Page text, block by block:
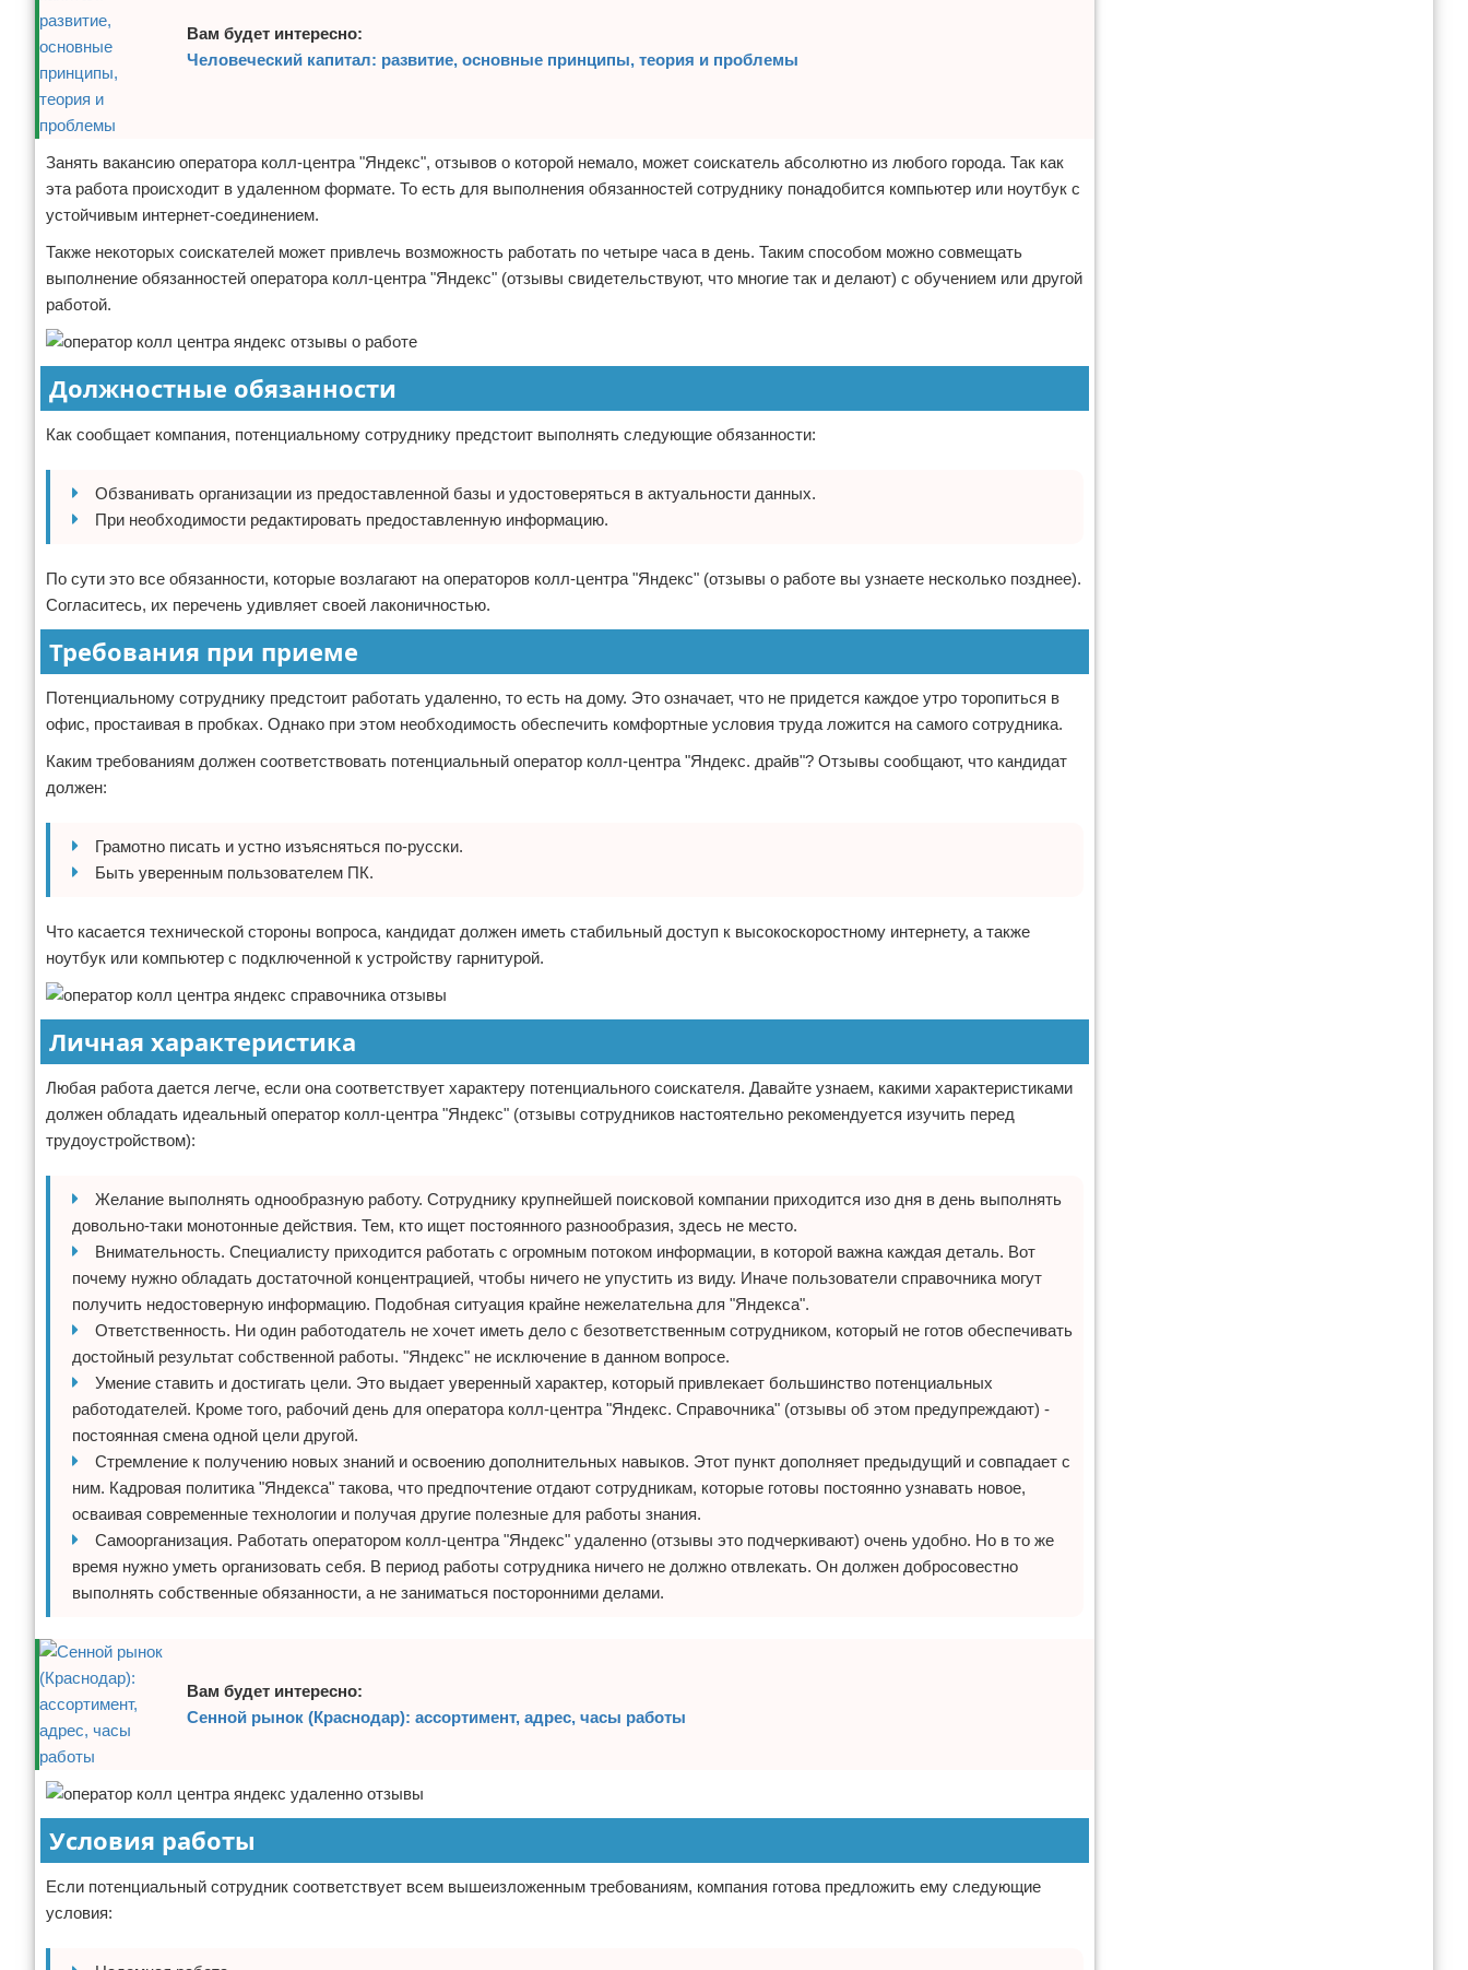
Вам будет интересно:
Человеческий капитал: развитие, основные принципы, теория и проблемы
Занять вакансию оператора колл-центра "Яндекс", отзывов о которой немало, может соискатель абсолютно из любого города. Так как
эта работа происходит в удаленном формате. То есть для выполнения обязанностей сотруднику понадобится компьютер или ноутбук с
устойчивым интернет-соединением.
Также некоторых соискателей может привлечь возможность работать по четыре часа в день. Таким способом можно совмещать
выполнение обязанностей оператора колл-центра "Яндекс" (отзывы свидетельствуют, что многие так и делают) с обучением или другой
работой.
Должностные обязанности
Как сообщает компания, потенциальному сотруднику предстоит выполнять следующие обязанности:
Обзванивать организации из предоставленной базы и удостоверяться в актуальности данных.
При необходимости редактировать предоставленную информацию.
По сути это все обязанности, которые возлагают на операторов колл-центра "Яндекс" (отзывы о работе вы узнаете несколько позднее).
Согласитесь, их перечень удивляет своей лаконичностью.
Требования при приеме
Потенциальному сотруднику предстоит работать удаленно, то есть на дому. Это означает, что не придется каждое утро торопиться в
офис, простаивая в пробках. Однако при этом необходимость обеспечить комфортные условия труда ложится на самого сотрудника.
Каким требованиям должен соответствовать потенциальный оператор колл-центра "Яндекс. драйв"? Отзывы сообщают, что кандидат
должен:
Грамотно писать и устно изъясняться по-русски.
Быть уверенным пользователем ПК.
Что касается технической стороны вопроса, кандидат должен иметь стабильный доступ к высокоскоростному интернету, а также
ноутбук или компьютер с подключенной к устройству гарнитурой.
Личная характеристика
Любая работа дается легче, если она соответствует характеру потенциального соискателя. Давайте узнаем, какими характеристиками
должен обладать идеальный оператор колл-центра "Яндекс" (отзывы сотрудников настоятельно рекомендуется изучить перед
трудоустройством):
Желание выполнять однообразную работу. Сотруднику крупнейшей поисковой компании приходится изо дня в день выполнять
довольно-таки монотонные действия. Тем, кто ищет постоянного разнообразия, здесь не место.
Внимательность. Специалисту приходится работать с огромным потоком информации, в которой важна каждая деталь. Вот
почему нужно обладать достаточной концентрацией, чтобы ничего не упустить из виду. Иначе пользователи справочника могут
получить недостоверную информацию. Подобная ситуация крайне нежелательна для "Яндекса".
Ответственность. Ни один работодатель не хочет иметь дело с безответственным сотрудником, который не готов обеспечивать
достойный результат собственной работы. "Яндекс" не исключение в данном вопросе.
Умение ставить и достигать цели. Это выдает уверенный характер, который привлекает большинство потенциальных
работодателей. Кроме того, рабочий день для оператора колл-центра "Яндекс. Справочника" (отзывы об этом предупреждают) -
постоянная смена одной цели другой.
Стремление к получению новых знаний и освоению дополнительных навыков. Этот пункт дополняет предыдущий и совпадает с
ним. Кадровая политика "Яндекса" такова, что предпочтение отдают сотрудникам, которые готовы постоянно узнавать новое,
осваивая современные технологии и получая другие полезные для работы знания.
Самоорганизация. Работать оператором колл-центра "Яндекс" удаленно (отзывы это подчеркивают) очень удобно. Но в то же
время нужно уметь организовать себя. В период работы сотрудника ничего не должно отвлекать. Он должен добросовестно
выполнять собственные обязанности, а не заниматься посторонними делами.
Вам будет интересно:
Сенной рынок (Краснодар): ассортимент, адрес, часы работы
Условия работы
Если потенциальный сотрудник соответствует всем вышеизложенным требованиям, компания готова предложить ему следующие
условия: